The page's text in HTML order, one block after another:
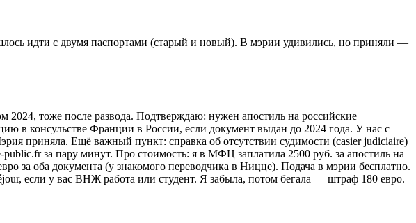
идти с двумя паспортами (старый и новый). В мэрии удивились, но приняли —
2024, тоже после развода. Подтверждаю: нужен апостиль на российские
в консульстве Франции в России, если документ выдан до 2024 года. У нас с
приняла. Ещё важный пункт: справка об отсутствии судимости (casier judiciaire)
за пару минут. Про стоимость: я в МФЦ заплатила 2500 руб. за апостиль на
за оба документа (у знакомого переводчика в Ницце). Подача в мэрии бесплатно.
если у вас ВНЖ работа или студент. Я забыла, потом бегала — штраф 180 евро.